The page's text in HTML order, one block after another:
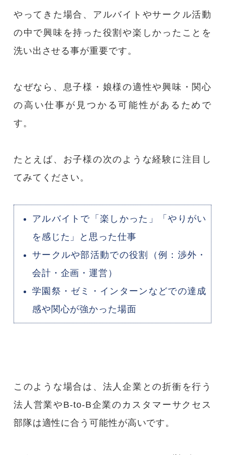
やってきた場合、アルバイトやサークル活動
の中で興味を持った役割や楽しかったことを
洗い出させる事が重要です。
なぜなら、息子様・娘様の適性や興味・関心
の高い仕事が見つかる可能性があるためで
す。
たとえば、お子様の次のような経験に注目し
てみてください。
アルバイトで「楽しかった」「やりがい
を感じた」と思った仕事
サークルや部活動での役割（例：渉外・
会計・企画・運営）
学園祭・ゼミ・インターンなどでの達成
感や関心が強かった場面
このような場合は、法人企業との折衝を行う
法人営業やB-to-B企業のカスタマーサクセス
部隊は適性に合う可能性が高いです。